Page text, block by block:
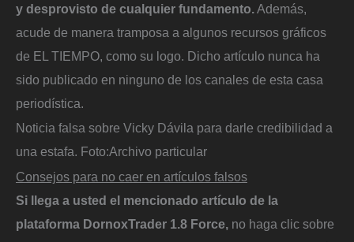
y desprovisto de cualquier fundamento.Además,
acude de manera tramposa a algunos recursos gráficos
de EL TIEMPO, como su logo. Dicho artículo nunca ha
sido publicado en ninguno de los canales de esta casa
periodística.
Noticia falsa sobre Vicky Dávila para darle credibilidad a
una estafa. Foto:Archivo particular
Consejos para no caer en artículos falsos
Si llega a usted el mencionado artículo de la
plataforma DornoxTrader 1.8 Force, no haga clic sobre